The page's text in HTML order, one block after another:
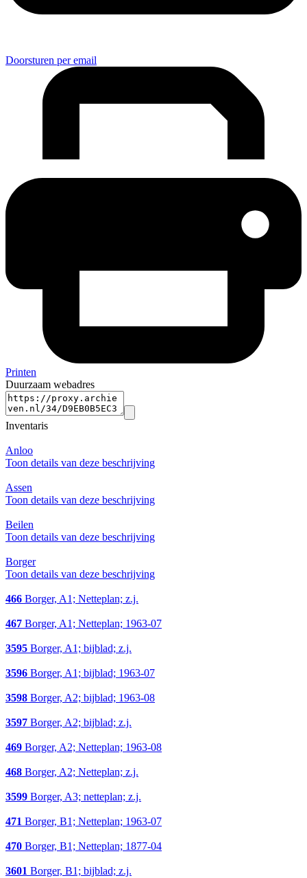
Doorsturen per email
Printen
Duurzaam webadres
Inventaris
Anloo
Toon details van deze beschrijving
Assen
Toon details van deze beschrijving
Beilen
Toon details van deze beschrijving
Borger
Toon details van deze beschrijving
466 Borger, A1; Netteplan; z.j.
467 Borger, A1; Netteplan; 1963-07
3595 Borger, A1; bijblad; z.j.
3596 Borger, A1; bijblad; 1963-07
3598 Borger, A2; bijblad; 1963-08
3597 Borger, A2; bijblad; z.j.
469 Borger, A2; Netteplan; 1963-08
468 Borger, A2; Netteplan; z.j.
3599 Borger, A3; netteplan; z.j.
471 Borger, B1; Netteplan; 1963-07
470 Borger, B1; Netteplan; 1877-04
3601 Borger, B1; bijblad; z.j.